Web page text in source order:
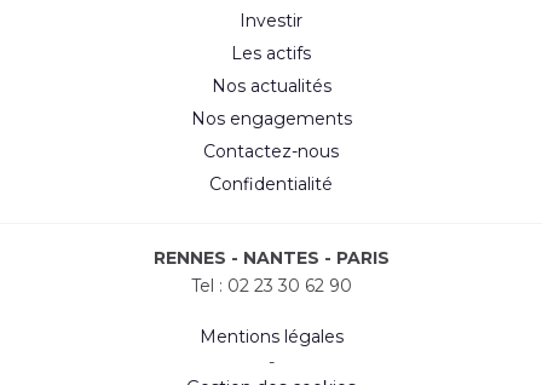
Investir
Les actifs
Nos actualités
Nos engagements
Contactez-nous
Confidentialité
RENNES - NANTES - PARIS
Tel : 02 23 30 62 90
Mentions légales
-